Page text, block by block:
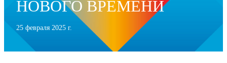
НОВОГО ВРЕМЕНИ
25 февраля 2025 г.